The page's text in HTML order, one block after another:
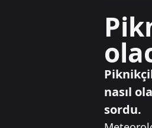
nasıl
sordu.